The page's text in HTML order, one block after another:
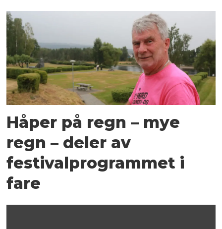
Håper på regn – mye
regn – deler av
festivalprogrammet i
fare